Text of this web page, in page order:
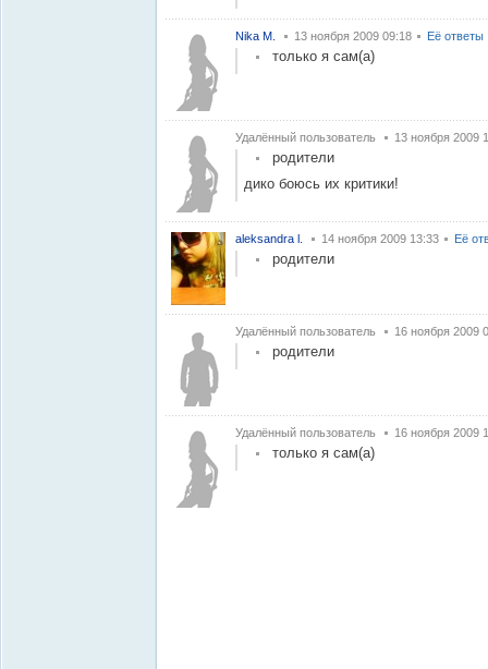
Nika M. 13 ноября 2009 09:18 Её ответы
только я сам(а)
Удалённый пользователь 13 ноября 2009
родители
дико боюсь их критики!
aleksandra l. 14 ноября 2009 13:33 Её
родители
Удалённый пользователь 16 ноября 2009
родители
Удалённый пользователь 16 ноября 2009
только я сам(а)